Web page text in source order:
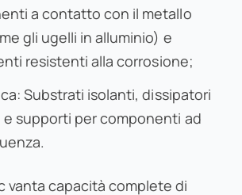
a contatto con il metallo
gli ugelli in alluminio) e
resistenti alla corrosione;
Substrati isolanti, dissipatori
e supporti per componenti ad
vanta capacità complete di